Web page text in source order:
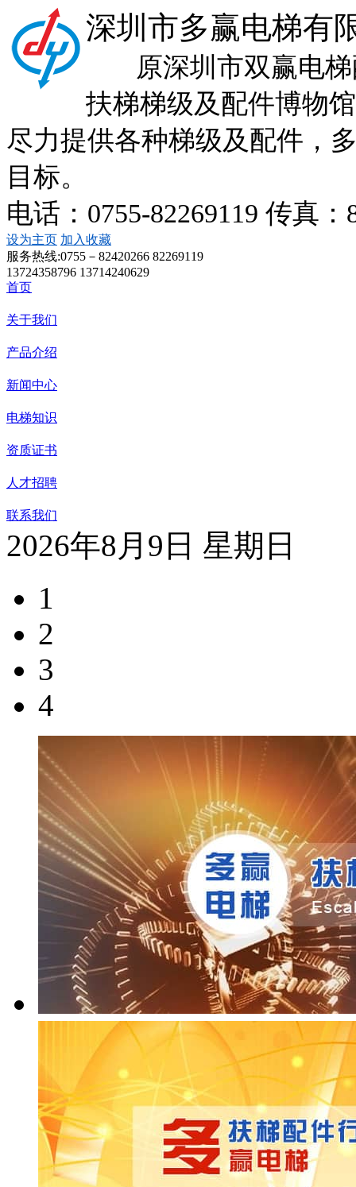
深圳市多赢电梯有
原深圳市双赢电梯
扶梯梯级及配件博物
尽力提供各种梯级及配件，
目标。
电话：0755-82269119 传真
设为主页 加入收藏
服务热线:0755－82420266 82269119
13724358796 13714240629
首页
关于我们
产品介绍
新闻中心
电梯知识
资质证书
人才招聘
联系我们
2026年8月9日 星期日
1
2
3
4